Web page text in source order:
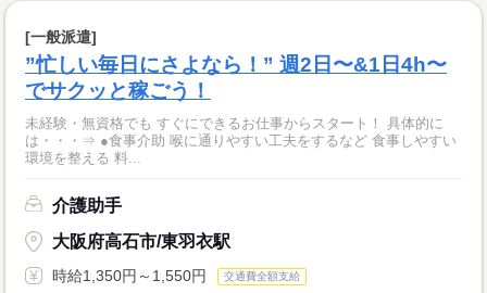
[一般派遣]
”忙しい毎日にさよなら！” 週2日〜&1日4h〜
でサクッと稼ごう！
未経験・無資格でも すぐにできるお仕事からスタート！ 具体的に
は・・・⇒ ●食事介助 喉に通りやすい工夫をするなど 食事しやすい
環境を整える 料...
介護助手
大阪府高石市/東羽衣駅
時給1,350円～1,550円 交通費全額支給